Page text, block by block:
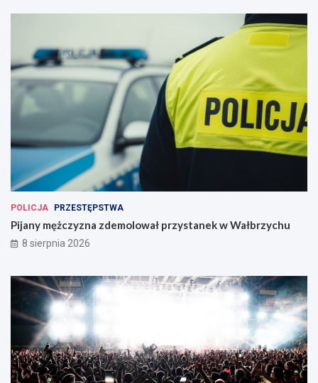
POLICJA PRZESTĘPSTWA
Pijany mężczyzna zdemolował przystanek w Wałbrzychu
8 sierpnia 2026